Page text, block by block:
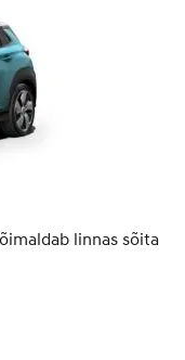
linnas sõita